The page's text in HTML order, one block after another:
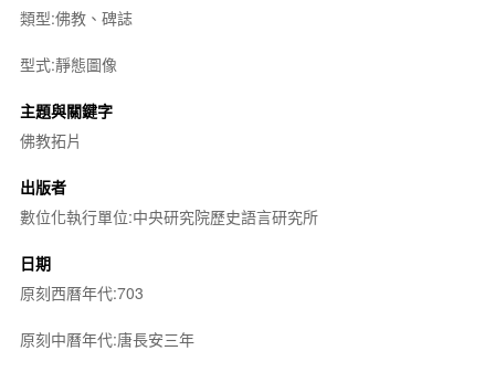
類型:佛教、碑誌
型式:靜態圖像
主題與關鍵字
佛教拓片
出版者
數位化執行單位:中央研究院歷史語言研究所
日期
原刻西曆年代:703
原刻中曆年代:唐長安三年